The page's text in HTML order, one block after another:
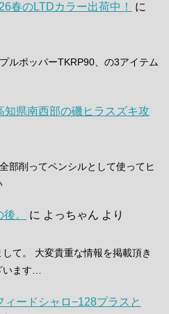
春のLTDカラー出荷中！
に
ルポッパーTKRP90、の3アイテム
知県南西部の磯ヒラスズキ攻
部削ってペンシルとして使ってヒ
。 に よっちゃん より
て。 大変貴重な情報を掲載頂き
います…
ィードシャロ−128プラスと